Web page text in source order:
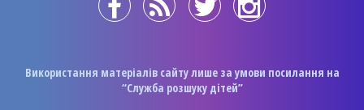
Використання матеріалів сайту лише за умови посилання на
“Служба розшуку дітей”